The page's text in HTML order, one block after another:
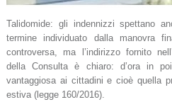
Talidomide: gli indennizzi spettano
termine individuato dalla manovra
controversa, ma l’indirizzo fornito
della Consulta è chiaro: d’ora in
vantaggiosa ai cittadini e cioè quella
estiva (legge 160/2016).